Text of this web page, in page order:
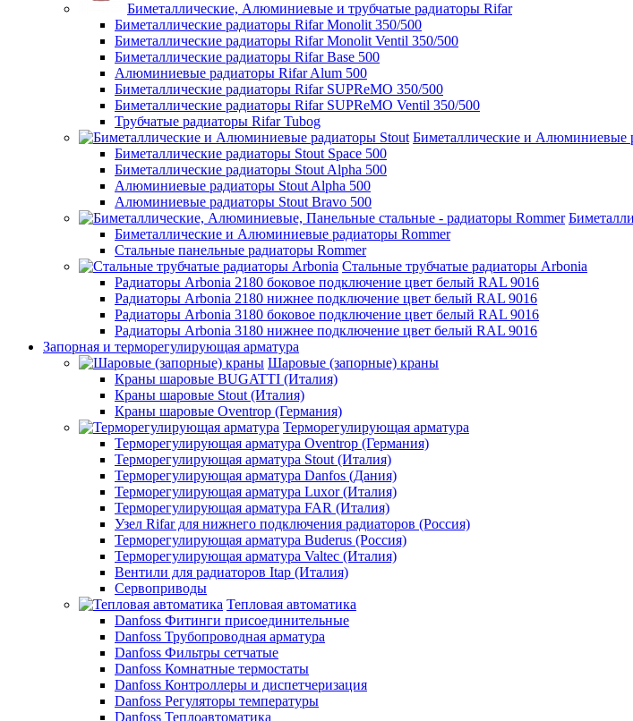
Биметаллические, Алюминиевые и трубчатые радиаторы Rifar
Биметаллические радиаторы Rifar Monolit 350/500
Биметаллические радиаторы Rifar Monolit Ventil 350/500
Биметаллические радиаторы Rifar Base 500
Алюминиевые радиаторы Rifar Alum 500
Биметаллические радиаторы Rifar SUPReMO 350/500
Биметаллические радиаторы Rifar SUPReMO Ventil 350/500
Трубчатые радиаторы Rifar Tubog
Биметаллические и Алюминиевые
Биметаллические радиаторы Stout Space 500
Биметаллические радиаторы Stout Alpha 500
Алюминиевые радиаторы Stout Alpha 500
Алюминиевые радиаторы Stout Bravo 500
Биметаллические и Алюминиевые радиаторы Rommer
Стальные панельные радиаторы Rommer
Стальные трубчатые радиаторы Arbonia
Радиаторы Arbonia 2180 боковое подключение цвет белый RAL 9016
Радиаторы Arbonia 2180 нижнее подключение цвет белый RAL 9016
Радиаторы Arbonia 3180 боковое подключение цвет белый RAL 9016
Радиаторы Arbonia 3180 нижнее подключение цвет белый RAL 9016
Запорная и терморегулирующая арматура
Шаровые (запорные) краны
Краны шаровые BUGATTI (Италия)
Краны шаровые Stout (Италия)
Краны шаровые Oventrop (Германия)
Терморегулирующая арматура
Терморегулирующая арматура Oventrop (Германия)
Терморегулирующая арматура Stout (Италия)
Терморегулирующая арматура Danfos (Дания)
Терморегулирующая арматура Luxor (Италия)
Терморегулирующая арматура FAR (Италия)
Узел Rifar для нижнего подключения радиаторов (Россия)
Терморегулирующая арматура Buderus (Россия)
Терморегулирующая арматура Valtec (Италия)
Вентили для радиаторов Itap (Италия)
Сервоприводы
Тепловая автоматика
Danfoss Фитинги присоединительные
Danfoss Трубопроводная арматура
Danfoss Фильтры сетчатые
Danfoss Комнатные термостаты
Danfoss Контроллеры и диспетчеризация
Danfoss Регуляторы температуры
Danfoss Теплоавтоматика